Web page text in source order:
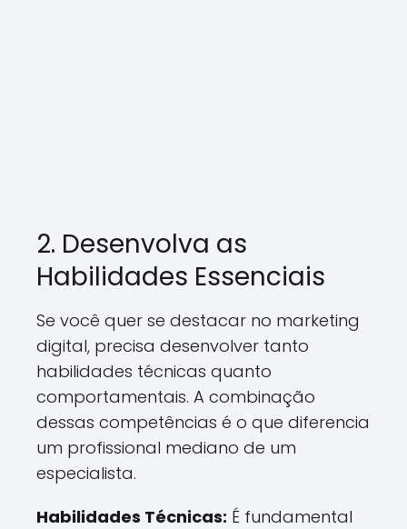
2. Desenvolva as
Habilidades Essenciais
Se você quer se destacar no marketing
digital, precisa desenvolver tanto
habilidades técnicas quanto
comportamentais. A combinação
dessas competências é o que diferencia
um profissional mediano de um
especialista.
Habilidades Técnicas: É fundamental